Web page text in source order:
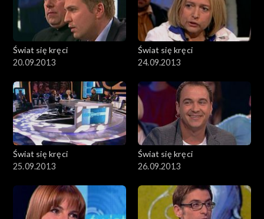
Świat się kręci
20.09.2013
Świat się kręci
24.09.2013
Świat się kręci
25.09.2013
Świat się kręci
26.09.2013